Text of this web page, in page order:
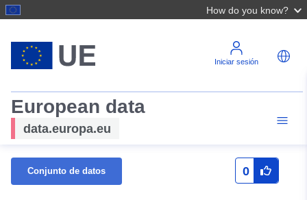
How do you know?
Iniciar sesión
European data
data.europa.eu
Conjunto de datos 0